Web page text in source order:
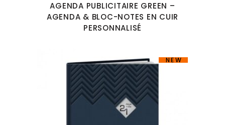
AGENDA PUBLICITAIRE GREEN –
AGENDA & BLOC-NOTES EN CUIR
PERSONNALISÉ
NEW